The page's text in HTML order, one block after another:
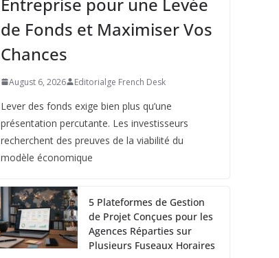
de Fonds et Maximiser Vos
Chances
August 6, 2026 Editorialge French Desk
Lever des fonds exige bien plus qu’une
présentation percutante. Les investisseurs
recherchent des preuves de la viabilité du
modèle économique
5 Plateformes de Gestion
de Projet Conçues pour les
Agences Réparties sur
Plusieurs Fuseaux Horaires